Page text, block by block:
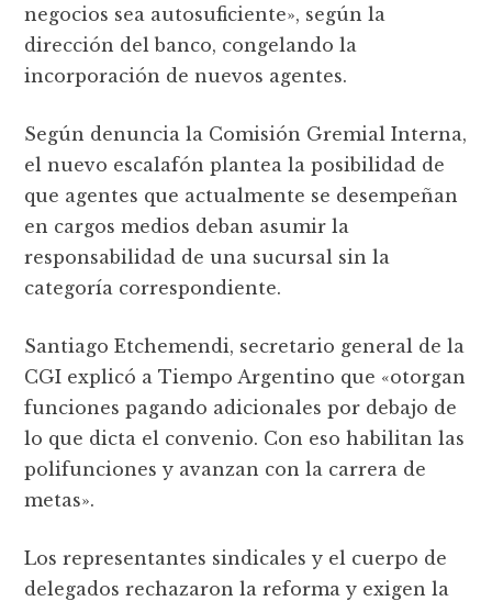
negocios sea autosuficiente», según la
dirección del banco, congelando la
incorporación de nuevos agentes.
Según denuncia la Comisión Gremial Interna,
el nuevo escalafón plantea la posibilidad de
que agentes que actualmente se desempeñan
en cargos medios deban asumir la
responsabilidad de una sucursal sin la
categoría correspondiente.
Santiago Etchemendi, secretario general de la
CGI explicó a Tiempo Argentino que «otorgan
funciones pagando adicionales por debajo de
lo que dicta el convenio. Con eso habilitan las
polifunciones y avanzan con la carrera de
metas».
Los representantes sindicales y el cuerpo de
delegados rechazaron la reforma y exigen la